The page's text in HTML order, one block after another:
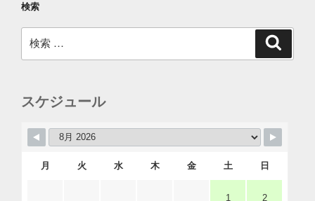
検索
索:
スケジュール
月 火 水 木 金 土 日
1 2